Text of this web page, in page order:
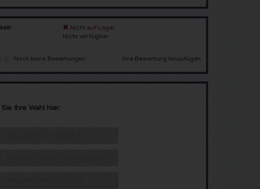
Nicht auf Lager
Nicht verfügbar
Noch keine Bewertungen Ihre Bewertung hinzufügen
Ihre Wahl hier: